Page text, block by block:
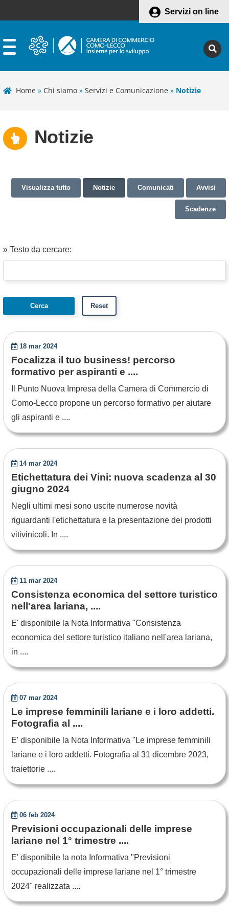
Servizi on line
Home » Chi siamo » Servizi e Comunicazione » Notizie
Notizie
Visualizza tutto Notizie Comunicati Avvisi
Scadenze
» Testo da cercare:
18 mar 2024
Focalizza il tuo business! percorso
formativo per aspiranti e ....
Il Punto Nuova Impresa della Camera di Commercio di
Como-Lecco propone un percorso formativo per aiutare
gli aspiranti e ....
14 mar 2024
Etichettatura dei Vini: nuova scadenza al 30
giugno 2024
Negli ultimi mesi sono uscite numerose novità
riguardanti l'etichettatura e la presentazione dei prodotti
vitivinicoli. In ....
11 mar 2024
Consistenza economica del settore turistico
nell'area lariana, ....
E' disponibile la Nota Informativa "Consistenza
economica del settore turistico italiano nell'area lariana,
in ....
07 mar 2024
Le imprese femminili lariane e i loro addetti.
Fotografia al ....
E' disponibile la Nota Informativa "Le imprese femminili
lariane e i loro addetti. Fotografia al 31 dicembre 2023,
traiettorie ....
06 feb 2024
Previsioni occupazionali delle imprese
lariane nel 1° trimestre ....
E' disponibile la nota Informativa "Previsioni
occupazionali delle imprese lariane nel 1° trimestre
2024" realizzata ....